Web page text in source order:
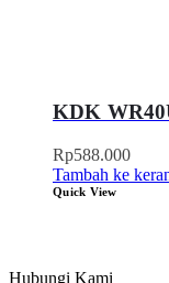
KDK
Rp588.000
Tambah ke
Quick View
Hubungi Kami